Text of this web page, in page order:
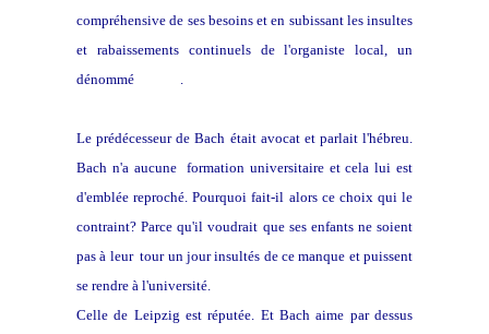
compréhensive de ses besoins et en subissant les insultes
et rabaissements continuels de l'organiste local, un
dénommé
Le prédécesseur de Bach était avocat et parlait l'hébreu.
Bach n'a aucune formation universitaire et cela lui est
d'emblée reproché. Pourquoi fait-il alors ce choix qui le
contraint? Parce qu'il voudrait que ses enfants ne soient
pas à leur tour un jour insultés de ce manque et puissent
se rendre à l'université.
Celle de Leipzig est réputée. Et Bach aime par dessus